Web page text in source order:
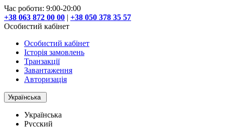
Час роботи: 9:00-20:00
+38 063 872 00 00 | +38 050 378 35 57
Особистий кабінет
Особистий кабінет
Історія замовлень
Транзакції
Завантаження
Авторизація
Українська
Українська
Русский